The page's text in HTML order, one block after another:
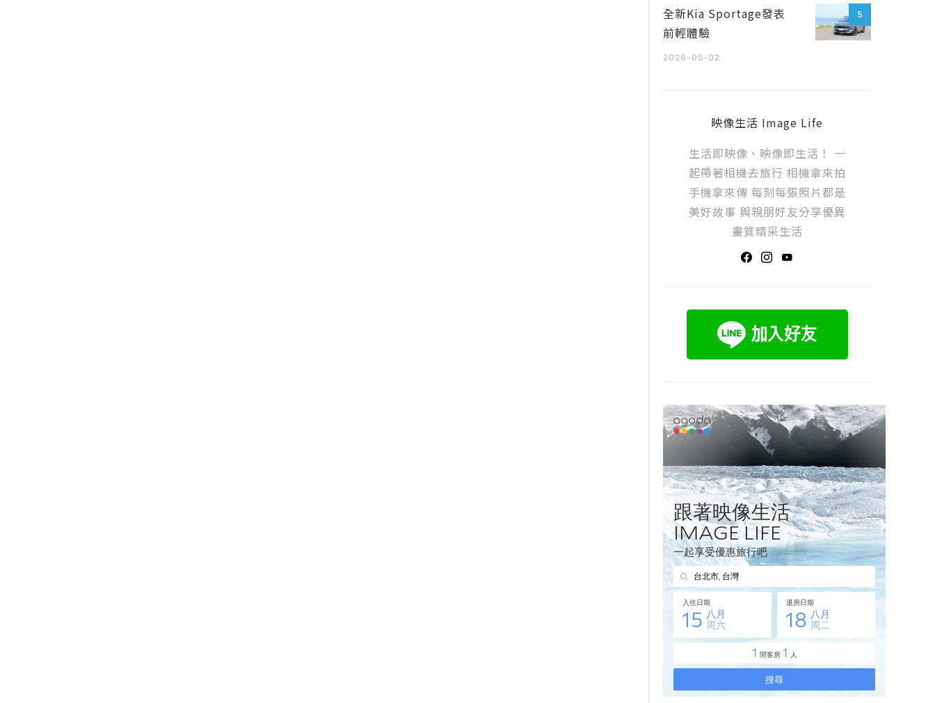
5
全新Kia Sportage發表
前輕體驗
2026-05-02
映像生活 Image Life
生活即映像、映像即生活！ 一
起帶著相機去旅行 相機拿來拍
手機拿來傳 每刻每張照片都是
美好故事 與親朋好友分享優異
畫質精采生活